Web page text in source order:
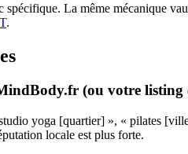
La même mécanique
.
(ou votre listing
yoga [quartier] », « pilates
locale est plus forte.